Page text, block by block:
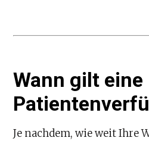
Wann gilt eine
Je nachdem, wie weit Ihre